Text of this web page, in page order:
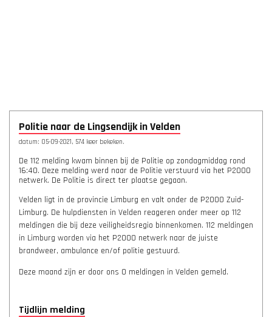
Politie naar de Lingsendijk in Velden
datum: 05-09-2021, 574 keer bekeken.
De 112 melding kwam binnen bij de Politie op zondagmiddag rond
16:40. Deze melding werd naar de Politie verstuurd via het P2000
netwerk. De Politie is direct ter plaatse gegaan.
Velden ligt in de provincie Limburg en valt onder de P2000 Zuid-
Limburg. De hulpdiensten in Velden reageren onder meer op 112
meldingen die bij deze veiligheidsregio binnenkomen. 112 meldingen
in Limburg worden via het P2000 netwerk naar de juiste
brandweer, ambulance en/of politie gestuurd.
Deze maand zijn er door ons 0 meldingen in Velden gemeld.
Tijdlijn melding